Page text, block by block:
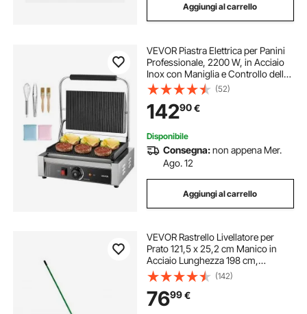
Aggiungi al carrello
VEVOR Piastra Elettrica per Panini
Professionale, 2200 W, in Acciaio
Inox con Maniglia e Controllo della
Temperatura, Piastra Smaltata
Scanalata Completa da 34 x 23 cm,
per Bistecche, Pancetta
(52)
14290€
Disponibile
Consegna:non appena Mer.
Ago. 12
Aggiungi al carrello
VEVOR Rastrello Livellatore per
Prato 121,5 x 25,2 cm Manico in
Acciaio Lunghezza 198 cm,
Rastrello Livellatore per Giardino
Campi da Golf Sabbia Terreno
Compost Piastra in Lega di
Alluminio
(142)
7699€